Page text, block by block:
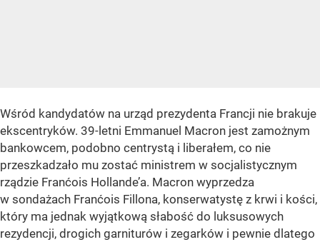
Wśród kandydatów na urząd prezydenta Francji nie brakuje
ekscentryków. 39-letni Emmanuel Macron jest zamożnym
bankowcem, podobno centrystą i liberałem, co nie
przeszkadzało mu zostać ministrem w socjalistycznym
rządzie Franćois Hollande’a. Macron wyprzedza
w sondażach Franćois Fillona, konserwatystę z krwi i kości,
który ma jednak wyjątkową słabość do luksusowych
rezydencji, drogich garniturów i zegarków i pewnie dlatego